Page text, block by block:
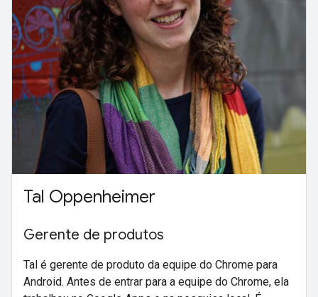
Tal Oppenheimer
Gerente de produtos
Tal é gerente de produto da equipe do Chrome para
Android. Antes de entrar para a equipe do Chrome, ela